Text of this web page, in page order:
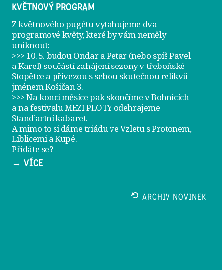
KVĚTNOVÝ PROGRAM
Z květnového pugétu vytahujeme dva
programové květy, které by vám neměly
uniknout:
>>> 10. 5. budou Ondar a Petar (nebo spíš Pavel
a Karel) součástí zahájení sezony vtřeboňské
Stopětce a přivezou s sebou skutečnou relikvii
jménemKošičan 3.
>>> Na konci měsíce pak skončíme v Bohnicích
a na festivaluMEZI PLOTY odehrajeme
Stand’artní kabaret.
A mimo to si dámetriádu ve Vzletu s Protonem,
Liblicemi a Kupé.
Přidáte se?
→ VÍCE
ARCHIV NOVINEK